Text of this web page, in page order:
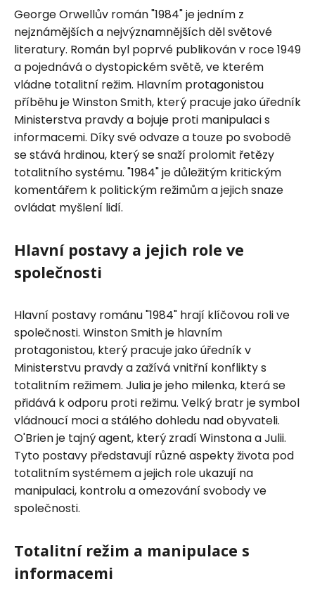
George Orwellův román "1984" je jedním z
nejznámějších a nejvýznamnějších děl světové
literatury. Román byl poprvé publikován v roce 1949
a pojednává o dystopickém světě, ve kterém
vládne totalitní režim. Hlavním protagonistou
příběhu je Winston Smith, který pracuje jako úředník
Ministerstva pravdy a bojuje proti manipulaci s
informacemi. Díky své odvaze a touze po svobodě
se stává hrdinou, který se snaží prolomit řetězy
totalitního systému. "1984" je důležitým kritickým
komentářem k politickým režimům a jejich snaze
ovládat myšlení lidí.
Hlavní postavy a jejich role ve
společnosti
Hlavní postavy románu "1984" hrají klíčovou roli ve
společnosti. Winston Smith je hlavním
protagonistou, který pracuje jako úředník v
Ministerstvu pravdy a zažívá vnitřní konflikty s
totalitním režimem. Julia je jeho milenka, která se
přidává k odporu proti režimu. Velký bratr je symbol
vládnoucí moci a stálého dohledu nad obyvateli.
O'Brien je tajný agent, který zradí Winstona a Julii.
Tyto postavy představují různé aspekty života pod
totalitním systémem a jejich role ukazují na
manipulaci, kontrolu a omezování svobody ve
společnosti.
Totalitní režim a manipulace s
informacemi